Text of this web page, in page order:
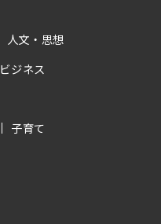
人文・思想
ビジネス
子育て